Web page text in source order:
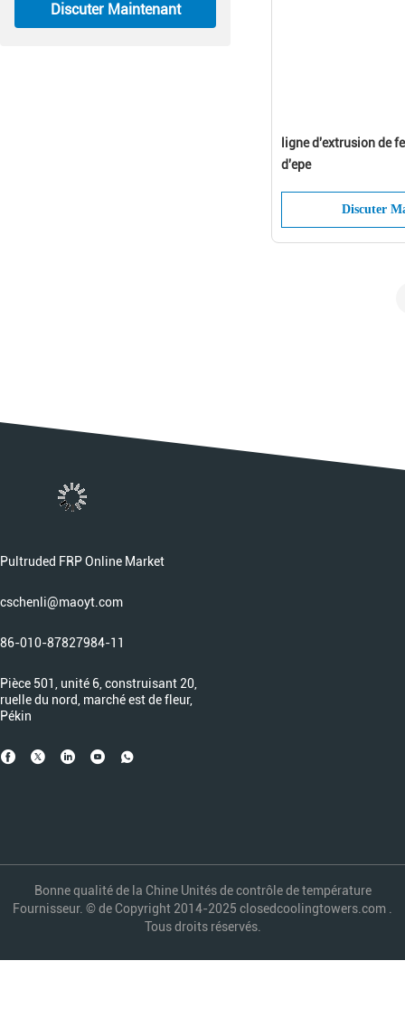
Discuter Maintenant
ligne d'extrusion de
d'epe
Discuter
Pultruded FRP Online Market
cschenli@maoyt.com
86-010-87827984-11
Pièce 501, unité 6, construisant 20,
ruelle du nord, marché est de fleur,
Pékin
Bonne qualité de la Chine Unités de contrôle de température
Fournisseur. © de Copyright 2014-2025 closedcoolingtowers.com .
Tous droits réservés.